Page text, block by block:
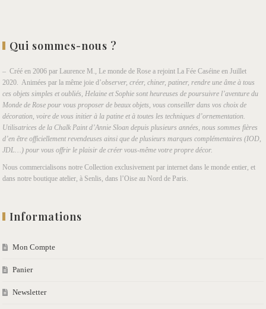
Qui sommes-nous ?
– Créé en 2006 par Laurence M., Le monde de Rose a rejoint La Fée Caséine en Juillet
2020. Animées par la même joie d’observer, créer, chiner, patiner, rendre une âme à tous
ces objets simples et oubliés, Helaine et Sophie sont heureuses de poursuivre l’aventure du
Monde de Rose pour vous proposer de beaux objets, vous conseiller dans vos choix de
décoration, voire de vous initier à la patine et à toutes les techniques d’ornementation.
Utilisatrices de la Chalk Paint d’Annie Sloan depuis plusieurs années, nous sommes fières
d’en être officiellement revendeuses ainsi que de plusieurs marques complémentaires (IOD,
JDL…) pour vous offrir le plaisir de créer vous-même votre propre décor.
Nous commercialisons notre Collection exclusivement par internet dans le monde entier, et
dans notre boutique atelier, à Senlis, dans l’Oise au Nord de Paris.
Informations
Mon Compte
Panier
Newsletter